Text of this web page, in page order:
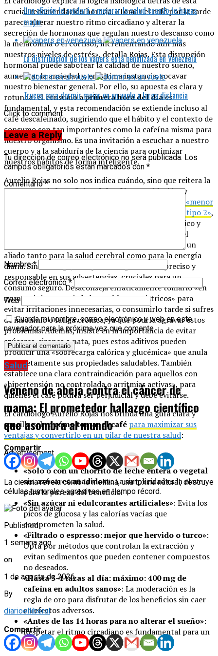
crucial recomendación horaria. «Tomar el café por la tarde
parece alterar nuestro ritmo circadiano y alterar la
secreción de hormonas que regulan nuestro descanso como
la melatonina o el cortisol, incrementando aún más
nuestros niveles de estrés», detalla Rojas. Esta disrupción
hormonal puede sabotear la calidad de nuestro sueño,
aumentar la ansiedad y, en última instancia, socavar
nuestro bienestar general. Por ello, su apuesta es clara y
rotunda: el consumo aprimera hora del díaes
fundamental, y esta recomendación se extiende incluso al
café descafeinado, sugiriendo que el hábito y el contexto de
consumo son tan importantes como la cafeína misma para
nuestro organismo. Es una invitación a escuchar a nuestro
cuerpo y a la sabiduría de la ciencia para optimizar
nuestros hábitos de forma inteligente.
Aurelio Rojas no solo nos indica cuándo, sino que reitera la
vasta gama debeneficios del caféya establecidos y
Subraya su relación con un «menor
riesgo de enfermedades cardiovasculares y diabetes tipo 2»,
destaca su probado «efecto protector a nivel hepático y
neurológico», y celebra su capacidad para mejorar el
«rendimiento cognitivo y físico», convirtiéndose en un
aliado tanto para la salud cerebral como para la energía
diaria. Sin embargo, el experto es igualmente preciso y
responsable en sus advertencias, cruciales para un
consumo seguro. Desaconseja enfáticamente tomarlo «en
ayunas si tienes ansiedad o problemas gástricos» para
evitar irritaciones innecesarias, o consumirlo tarde si sufres
de insomnio o fatiga crónica, ya que podría agravar estos
problemas. Además, insiste en la importancia de evitar
azúcares, siropes o nata, pues estos aditivos pueden
producir una «sobrecarga calórica y glucémica» que anula
completamente sus propiedades saludables. También
establece una clara contraindicación para aquellos con
«hipertensión no controlada o arritmias activas», para
quienes el café podría ser perjudicial y debe evitarse.
El cardiólogo Aurelio Rojas nos brinda una guía clara y
sencilla sobrecómo tomar el café para maximizar sus
ventajas y convertirlo en un pilar de nuestra salud:
Advertisement
«Solo o con un chorrito de leche entera o vegetal
sin azúcares añadidos»: La simplicidad es la clave
para la pureza del beneficio.
«Sin azúcar ni edulcorantes artificiales»: Evita los
picos de glucosa y las calorías vacías que
comprometen la salud.
«Filtrado o espresso: mejor que hervido o turco»:
Opta por métodos que controlan la extracción y
evitan sedimentos que pueden contener compuestos
no deseados.
«Hasta 3-4 tazas al día: máximo: 400 mg de
cafeína en adultos sanos»: La moderación es la
regla de oro para disfrutar de los beneficios sin caer
en efectos adversos.
«Antes de las 14 horas para no alterar el sueño»:
Respetar el ritmo circadiano es fundamental para un
descanso reparador y una vida sana.
Una afición te ayudará a mejorar la salud cuando te hagas
mayor
La distribución de los vapers está penalizada en Venezuela
Trucos para dormir mejor en un vuelo a larga distancia
Click to comment
Leave a Reply
Tu dirección de correo electrónico no será publicada. Los
campos obligatorios están marcados con *
Comentario*
Nombre*
Correo electrónico*
Web
Guarda mi nombre, correo electrónico y web en este
navegador para la próxima vez que comente.
Salud
Veneno de abeja contra el cáncer de
mama: El prometedor hallazgo científico
que asombra al mundo
Compartir
La ciencia revela cómo la melitina, una toxina natural, destruye
células tumorales agresivas en tiempo récord.
Published
1 semana ago
on
1 de agosto de 2026
By
diarioelliberal
Compartir